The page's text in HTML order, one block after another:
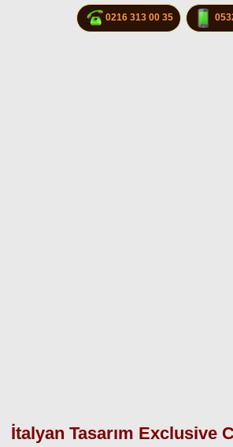
0216 313 00 35
İtalyan Tasarım Exclusive